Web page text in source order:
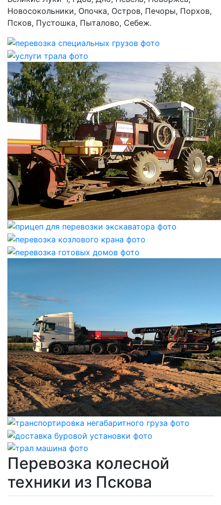
Новосокольники, Опочка, Остров, Печоры, Порхов,
Псков, Пустошка, Пыталово, Себеж.
Перевозка колесной
техники из Пскова